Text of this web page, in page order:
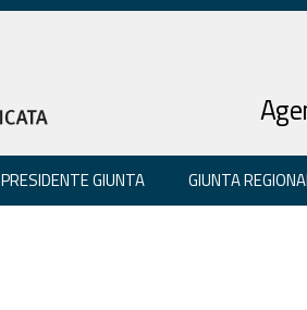
PRESIDENTE GIUNTA GIUNTA